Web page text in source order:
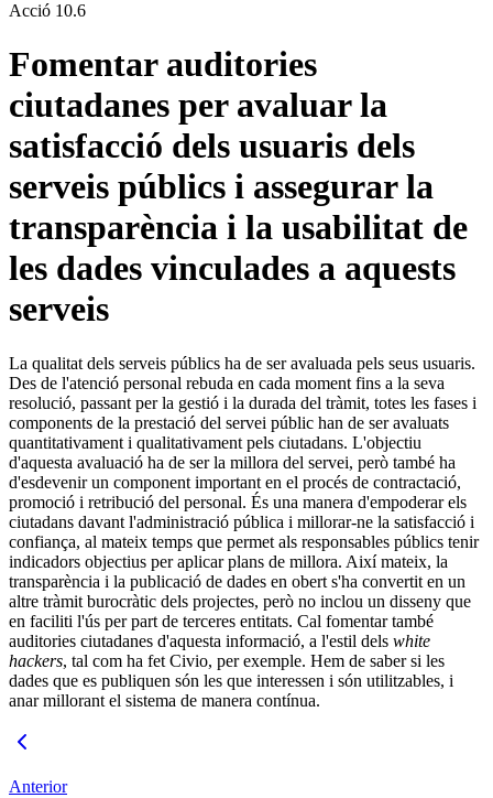
Acció 10.6
Fomentar auditories
ciutadanes per avaluar la
satisfacció dels usuaris dels
serveis públics i assegurar la
transparència i la usabilitat de
les dades vinculades a aquests
serveis
La qualitat dels serveis públics ha de ser avaluada pels seus usuaris.
Des de l'atenció personal rebuda en cada moment fins a la seva
resolució, passant per la gestió i la durada del tràmit, totes les fases i
components de la prestació del servei públic han de ser avaluats
quantitativament i qualitativament pels ciutadans. L'objectiu
d'aquesta avaluació ha de ser la millora del servei, però també ha
d'esdevenir un component important en el procés de contractació,
promoció i retribució del personal. És una manera d'empoderar els
ciutadans davant l'administració pública i millorar-ne la satisfacció i
confiança, al mateix temps que permet als responsables públics tenir
indicadors objectius per aplicar plans de millora. Així mateix, la
transparència i la publicació de dades en obert s'ha convertit en un
altre tràmit burocràtic dels projectes, però no inclou un disseny que
en faciliti l'ús per part de terceres entitats. Cal fomentar també
auditories ciutadanes d'aquesta informació, a l'estil dels white
hackers, tal com ha fet Civio, per exemple. Hem de saber si les
dades que es publiquen són les que interessen i són utilitzables, i
anar millorant el sistema de manera contínua.
Anterior